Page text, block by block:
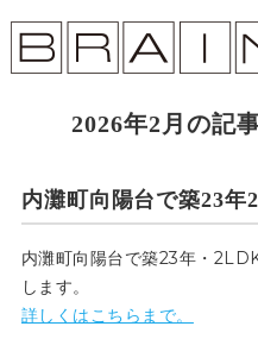
ホーム
分譲住宅
会社概要
展示会予約・お問い合わせ
2026年2月の記
内灘町向陽台で築23年
内灘町向陽台で築23年・
します。
詳しくはこちらまで。